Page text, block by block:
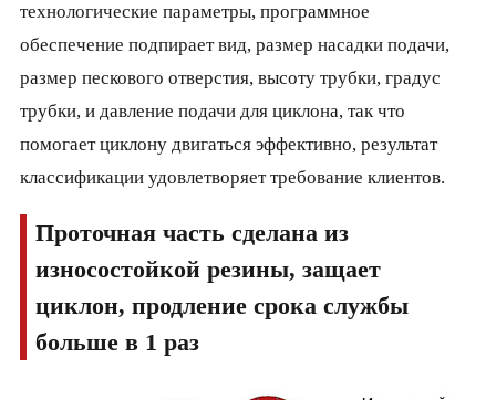
технологические параметры, программное
обеспечение подпирает вид, размер насадки подачи,
размер пескового отверстия, высоту трубки, градус
трубки, и давление подачи для циклона, так что
помогает циклону двигаться эффективно, результат
классификации удовлетворяет требование клиентов.
Проточная часть сделана из
износостойкой резины, защает
циклон, продление срока службы
больше в 1 раз